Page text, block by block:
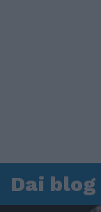
Dai blog